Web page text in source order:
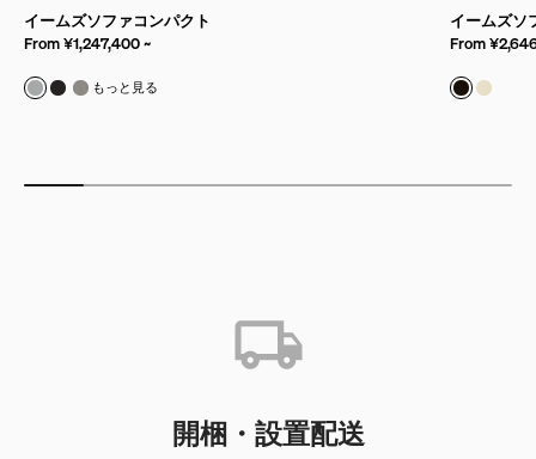
イームズソファコンパクト
From ¥1,247,400 ~
モード & インタリオ
モード & タラス
モード & シカモア
もっと見る
イームズソ
From
皮革/ブ
皮革/
開梱・設置配送